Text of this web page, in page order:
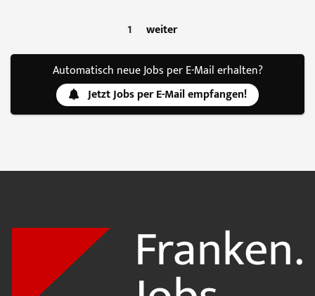
1 weiter
Automatisch neue Jobs per E-Mail erhalten?
Jetzt Jobs per E-Mail empfangen!